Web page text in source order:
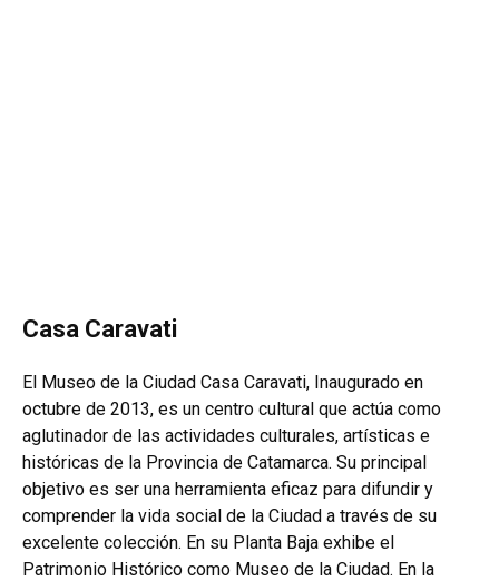
Casa Caravati
El Museo de la Ciudad Casa Caravati, Inaugurado en
octubre de 2013, es un centro cultural que actúa como
aglutinador de las actividades culturales, artísticas e
históricas de la Provincia de Catamarca. Su principal
objetivo es ser una herramienta eficaz para difundir y
comprender la vida social de la Ciudad a través de su
excelente colección. En su Planta Baja exhibe el
Patrimonio Histórico como Museo de la Ciudad. En la